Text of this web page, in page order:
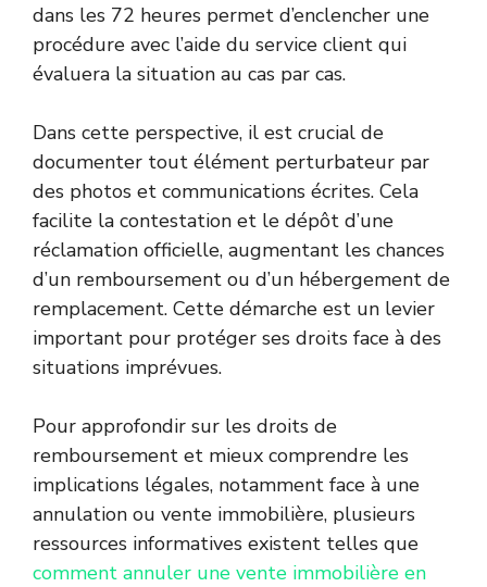
dans les 72 heures permet d’enclencher une
procédure avec l’aide du service client qui
évaluera la situation au cas par cas.
Dans cette perspective, il est crucial de
documenter tout élément perturbateur par
des photos et communications écrites. Cela
facilite la contestation et le dépôt d’une
réclamation officielle, augmentant les chances
d’un remboursement ou d’un hébergement de
remplacement. Cette démarche est un levier
important pour protéger ses droits face à des
situations imprévues.
Pour approfondir sur les droits de
remboursement et mieux comprendre les
implications légales, notamment face à une
annulation ou vente immobilière, plusieurs
ressources informatives existent telles que
comment annuler une vente immobilière en